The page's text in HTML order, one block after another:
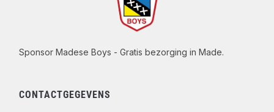
Sponsor Madese Boys - Gratis bezorging in Made.
CONTACTGEGEVENS